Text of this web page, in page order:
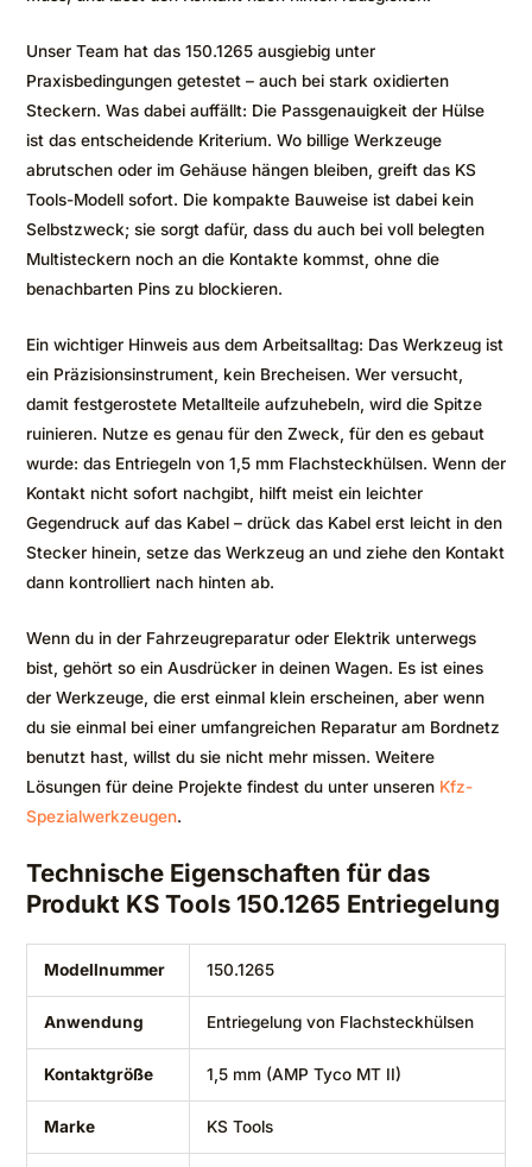
Unser Team hat das 150.1265 ausgiebig unter
Praxisbedingungen getestet – auch bei stark oxidierten
Steckern. Was dabei auffällt: Die Passgenauigkeit der Hülse
ist das entscheidende Kriterium. Wo billige Werkzeuge
abrutschen oder im Gehäuse hängen bleiben, greift das KS
Tools-Modell sofort. Die kompakte Bauweise ist dabei kein
Selbstzweck; sie sorgt dafür, dass du auch bei voll belegten
Multisteckern noch an die Kontakte kommst, ohne die
benachbarten Pins zu blockieren.
Ein wichtiger Hinweis aus dem Arbeitsalltag: Das Werkzeug ist
ein Präzisionsinstrument, kein Brecheisen. Wer versucht,
damit festgerostete Metallteile aufzuhebeln, wird die Spitze
ruinieren. Nutze es genau für den Zweck, für den es gebaut
wurde: das Entriegeln von 1,5 mm Flachsteckhülsen. Wenn der
Kontakt nicht sofort nachgibt, hilft meist ein leichter
Gegendruck auf das Kabel – drück das Kabel erst leicht in den
Stecker hinein, setze das Werkzeug an und ziehe den Kontakt
dann kontrolliert nach hinten ab.
Wenn du in der Fahrzeugreparatur oder Elektrik unterwegs
bist, gehört so ein Ausdrücker in deinen Wagen. Es ist eines
der Werkzeuge, die erst einmal klein erscheinen, aber wenn
du sie einmal bei einer umfangreichen Reparatur am Bordnetz
benutzt hast, willst du sie nicht mehr missen. Weitere
Lösungen für deine Projekte findest du unter unseren Kfz-
Spezialwerkzeugen.
Technische Eigenschaften für das
Produkt KS Tools 150.1265 Entriegelung
Modellnummer 150.1265
Anwendung Entriegelung von Flachsteckhülsen
Kontaktgröße 1,5 mm (AMP Tyco MT II)
Marke KS Tools